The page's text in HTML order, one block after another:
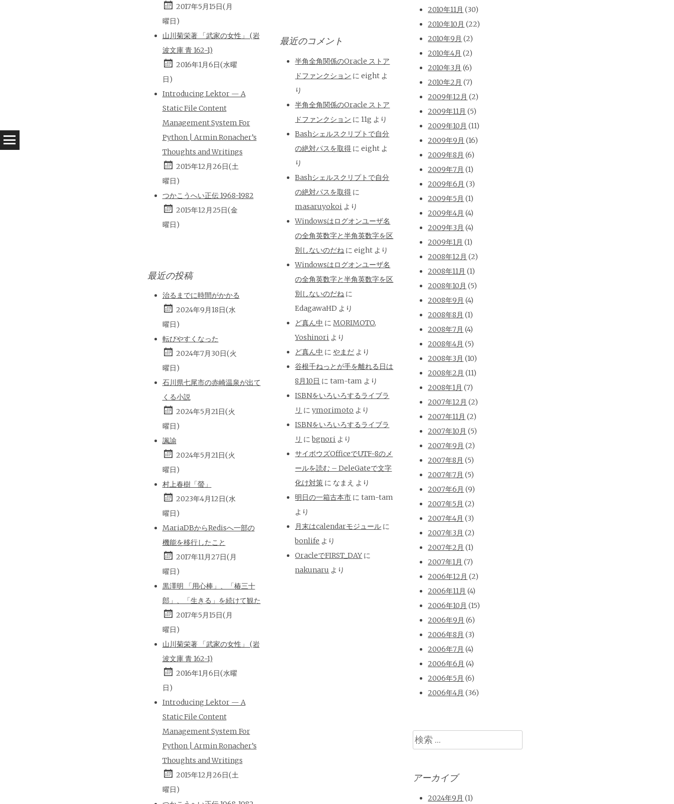
2017年5月15日(月
曜日)
山川菊栄著 「武家の女性」 (岩
波文庫 青 162-1)
2016年1月6日(水曜
日)
Introducing Lektor — A
Static File Content
Management System For
Python | Armin Ronacher’s
Thoughts and Writings
2015年12月26日(土
曜日)
つかこうへい正伝 1968-1982
2015年12月25日(金
曜日)
最近の投稿
治るまでに時間がかかる
2024年9月18日(水
曜日)
転びやすくなった
2024年7月30日(火
曜日)
石川県七尾市の赤崎温泉が出て
くる小説
2024年5月21日(火
曜日)
諷諭
2024年5月21日(火
曜日)
村上春樹「螢」
2023年4月12日(水
曜日)
MariaDBからRedisへ一部の
機能を移行したこと
2017年11月27日(月
曜日)
黒澤明 「用心棒」、「椿三十
郎」、「生きる」を続けて観た
2017年5月15日(月
曜日)
山川菊栄著 「武家の女性」 (岩
波文庫 青 162-1)
2016年1月6日(水曜
日)
Introducing Lektor — A
Static File Content
Management System For
Python | Armin Ronacher’s
Thoughts and Writings
2015年12月26日(土
曜日)
最近のコメント
半角全角関係のOracle ストア
ドファンクション にeight よ
り
半角全角関係のOracle ストア
ドファンクション に11g より
Bashシェルスクリプトで自分
の絶対パスを取得 にeight よ
り
Bashシェルスクリプトで自分
の絶対パスを取得 に
masaruyokoi より
Windowsはログオンユーザ名
の全角英数字と半角英数字を区
別しないのだね にeight より
Windowsはログオンユーザ名
の全角英数字と半角英数字を区
別しないのだね に
EdagawaHD より
ど真ん中 にMORIMOTO,
Yoshinori より
ど真ん中 にやまだ より
谷根千ねっとが手を離れる日は
8月10日 にtam-tam より
ISBNをいろいろするライブラ
リ にymorimoto より
ISBNをいろいろするライブラ
リ にbgnori より
サイボウズOfficeでUTF-8のメ
ールを読む – DeleGateで文字
化け対策 に なまえ より
明日の一箱古本市 にtam-tam
より
月末はcalendarモジュール に
bonlife より
OracleでFIRST_DAY に
nakunaru より
2010年11月 (30)
2010年10月 (22)
2010年9月 (2)
2010年4月 (2)
2010年3月 (6)
2010年2月 (7)
2009年12月 (2)
2009年11月 (5)
2009年10月 (11)
2009年9月 (16)
2009年8月 (6)
2009年7月 (1)
2009年6月 (3)
2009年5月 (1)
2009年4月 (4)
2009年3月 (4)
2009年1月 (1)
2008年12月 (2)
2008年11月 (1)
2008年10月 (5)
2008年9月 (4)
2008年8月 (1)
2008年7月 (4)
2008年4月 (5)
2008年3月 (10)
2008年2月 (11)
2008年1月 (7)
2007年12月 (2)
2007年11月 (2)
2007年10月 (5)
2007年9月 (2)
2007年8月 (5)
2007年7月 (5)
2007年6月 (9)
2007年5月 (2)
2007年4月 (3)
2007年3月 (2)
2007年2月 (1)
2007年1月 (7)
2006年12月 (2)
2006年11月 (4)
2006年10月 (15)
2006年9月 (6)
2006年8月 (3)
2006年7月 (4)
2006年6月 (4)
2006年5月 (6)
2006年4月 (36)
検
索
アーカイブ
2024年9月 (1)